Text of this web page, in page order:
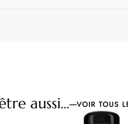
aussi... VOIR TOUS